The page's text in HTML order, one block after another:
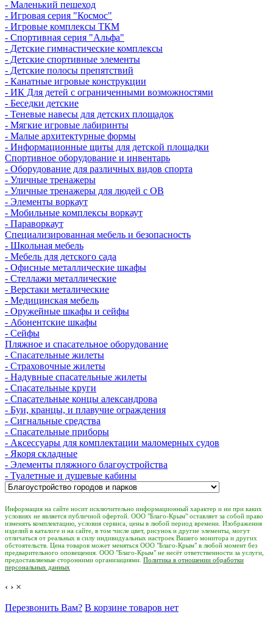
- Маленький пешеход
- Игровая серия "Космос"
- Игровые комплексы ТКМ
- Спортивная серия "Альфа"
- Детские гимнастические комплексы
- Детские спортивные элементы
- Детские полосы препятствий
- Канатные игровые конструкции
- ИК Для детей с ограниченными возможностями
- Беседки детские
- Теневые навесы для детских площадок
- Мягкие игровые лабиринты
- Малые архитектурные формы
- Информационные щиты для детской площадки
Спортивное оборудование и инвентарь
- Оборудование для различных видов спорта
- Уличные тренажеры
- Уличные тренажеры для людей с ОВ
- Элементы воркаут
- Мобильные комплексы воркаут
- Параворкаут
Cпециализированная мебель и безопасность
- Школьная мебель
- Мебель для детского сада
- Офисные металлические шкафы
- Стеллажи металлические
- Верстаки металические
- Медицинская мебель
- Оружейные шкафы и сейфы
- Абонентские шкафы
- Сейфы
Пляжное и спасательное оборудование
- Спасательные жилеты
- Страховочные жилеты
- Надувные спасательные жилеты
- Спасательные круги
- Спасательные концы александрова
- Буи, кранцы, и плавучие ограждения
- Сигнальные средства
- Спасательные приборы
- Аксессуары для комплектации маломерных судов
- Якоря складные
- Элементы пляжного благоустройства
- Туалетные и душевые кабины
Информация на сайте носит исключительно информационный характер и ни при каких
условиях не является публичной офертой. ООО "Благо-Крым" оставляет за собой право
изменять комплектацию, условия сервиса, цены в любой период времени. Изображения
изделий в каталоге и на сайте, в том числе цвет, рисунок и другие элементы, могут
отличаться от реальных в силу индивидуальных настроек Вашего монитора и других
обстоятельств. Цена товаров может меняться ООО "Благо-Крым" в любой момент без
предварительного оповещения. ООО "Благо-Крым" не несёт ответственности за услуги,
предоставляемые сторонними организациями. Политика в отношении обработки
персональных данных
‹ › ×
Перезвонить Вам? В корзине товаров нет